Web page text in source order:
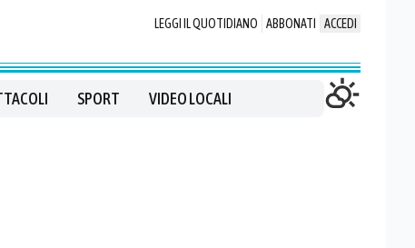
LEGGI IL QUOTIDIANO ABBONATI ACCEDI
SPORT VIDEO LOCALI